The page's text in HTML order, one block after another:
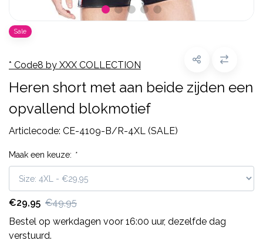
Sale
* Code8 by XXX COLLECTION
Heren short met aan beide zijden een
opvallend blokmotief
Articlecode: CE-4109-B/R-4XL (SALE)
Maak een keuze: *
€29,95 €49,95
Bestel op werkdagen voor 16:00 uur, dezelfde dag
verstuurd.